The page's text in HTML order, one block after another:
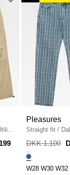
Pleasures
Straight fit /
Pant
DENIM/
DKK 1.100
W28 W30 W32